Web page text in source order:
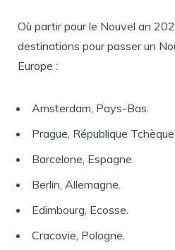
Où partir pour le Nouvel an
destinations pour passer un
Europe :
Amsterdam, Pays-Bas.
Prague, République Tchèque.
Barcelone, Espagne.
Berlin, Allemagne.
Edimbourg, Ecosse.
Cracovie, Pologne.